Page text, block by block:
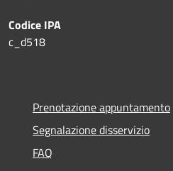
Codice IPA
c_d518
Prenotazione appuntamento
Segnalazione disservizio
FAQ